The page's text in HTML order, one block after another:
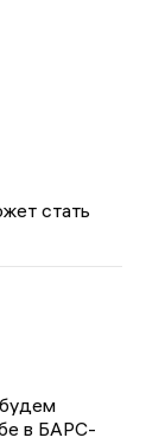
стать
в БАРС-